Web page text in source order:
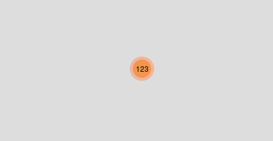
Niederösterreich
Oberösterreich
123